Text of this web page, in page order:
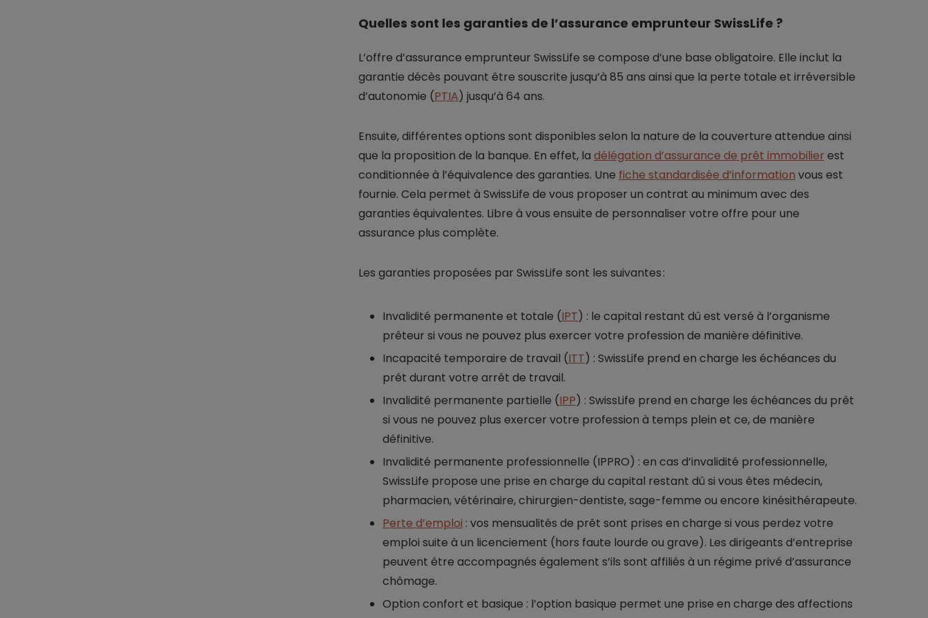
Quelles sont les garanties de l’assurance emprunteur SwissLife ?
L’offre d’assurance emprunteur SwissLife se compose d’une base obligatoire. Elle inclut la
garantie décès pouvant être souscrite jusqu’à 85 ans ainsi que la perte totale et irréversible
d’autonomie (PTIA) jusqu’à 64 ans.
Ensuite, différentes options sont disponibles selon la nature de la couverture attendue ainsi
que la proposition de la banque. En effet, la délégation d’assurance de prêt immobilier est
conditionnée à l’équivalence des garanties. Une fiche standardisée d’information vous est
fournie. Cela permet à SwissLife de vous proposer un contrat au minimum avec des
garanties équivalentes. Libre à vous ensuite de personnaliser votre offre pour une
assurance plus complète.
Les garanties proposées par SwissLife sont les suivantes :
Invalidité permanente et totale (IPT) : le capital restant dû est versé à l’organisme
prêteur si vous ne pouvez plus exercer votre profession de manière définitive.
Incapacité temporaire de travail (ITT) : SwissLife prend en charge les échéances du
prêt durant votre arrêt de travail.
Invalidité permanente partielle (IPP) : SwissLife prend en charge les échéances du prêt
si vous ne pouvez plus exercer votre profession à temps plein et ce, de manière
définitive.
Invalidité permanente professionnelle (IPPRO) : en cas d’invalidité professionnelle,
SwissLife propose une prise en charge du capital restant dû si vous êtes médecin,
pharmacien, vétérinaire, chirurgien-dentiste, sage-femme ou encore kinésithérapeute.
Perte d’emploi : vos mensualités de prêt sont prises en charge si vous perdez votre
emploi suite à un licenciement (hors faute lourde ou grave). Les dirigeants d’entreprise
peuvent être accompagnés également s’ils sont affiliés à un régime privé d’assurance
chômage.
Option confort et basique : l’option basique permet une prise en charge des affections